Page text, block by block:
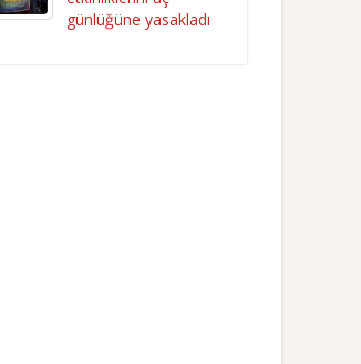
günlüğüne yasakladı